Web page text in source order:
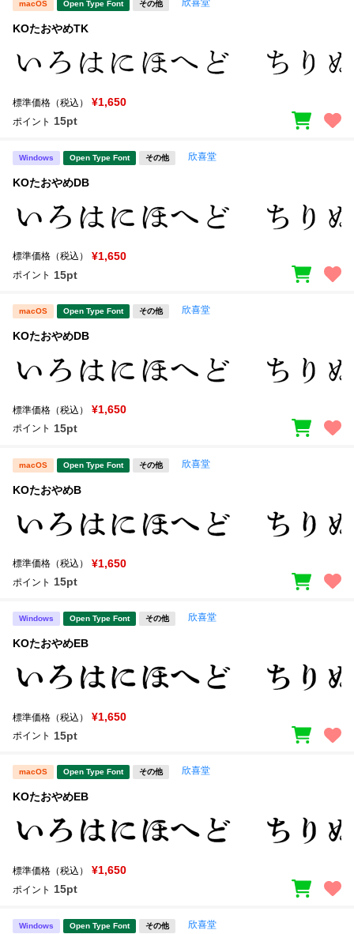
macOS Open Type Font その他 欣喜堂
KOたおやめTK
標準価格（税込） ¥1,650
ポイント 15pt
Windows Open Type Font その他 欣喜堂
KOたおやめDB
標準価格（税込） ¥1,650
ポイント 15pt
macOS Open Type Font その他 欣喜堂
KOたおやめDB
標準価格（税込） ¥1,650
ポイント 15pt
macOS Open Type Font その他 欣喜堂
KOたおやめB
標準価格（税込） ¥1,650
ポイント 15pt
Windows Open Type Font その他 欣喜堂
KOたおやめEB
標準価格（税込） ¥1,650
ポイント 15pt
macOS Open Type Font その他 欣喜堂
KOたおやめEB
標準価格（税込） ¥1,650
ポイント 15pt
Windows Open Type Font その他 欣喜堂